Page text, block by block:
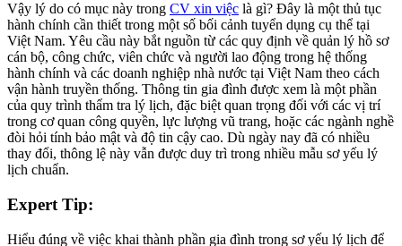
Vậy lý do có mục này trong CV xin việc là gì? Đây là một thủ tục
hành chính cần thiết trong một số bối cảnh tuyển dụng cụ thể tại
Việt Nam. Yêu cầu này bắt nguồn từ các quy định về quản lý hồ sơ
cán bộ, công chức, viên chức và người lao động trong hệ thống
hành chính và các doanh nghiệp nhà nước tại Việt Nam theo cách
vận hành truyền thống. Thông tin gia đình được xem là một phần
của quy trình thẩm tra lý lịch, đặc biệt quan trọng đối với các vị trí
trong cơ quan công quyền, lực lượng vũ trang, hoặc các ngành nghề
đòi hỏi tính bảo mật và độ tin cậy cao. Dù ngày nay đã có nhiều
thay đổi, thông lệ này vẫn được duy trì trong nhiều mẫu sơ yếu lý
lịch chuẩn.
Expert Tip:
Hiểu đúng về việc khai thành phần gia đình trong sơ yếu lý lịch để